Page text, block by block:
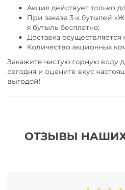
Акция действует только
При заказе 3-х бутылей
я бутыль бесплатно;
Доставка
Количество акционных
Закажите чистую горную воду
сегодня и оцените вкус
выгодой!
ОТЗЫВЫ